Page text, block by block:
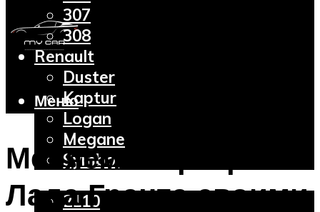
307
308
Renault
Duster
Kaptur
Logan
Megane
Symbol
2110
Меню
Меняем стартер
Лада Гранта своими